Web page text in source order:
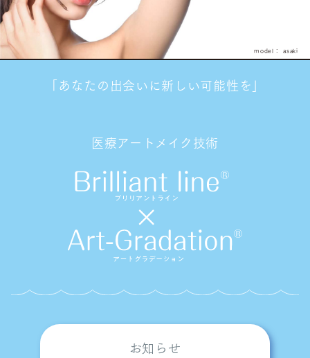
model： asaki
「あなたの出会いに新しい可能性を」
医療アートメイク技術
お知らせ